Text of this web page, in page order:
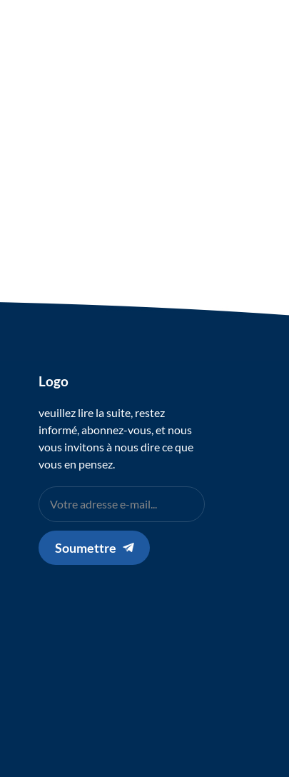
Logo
veuillez lire la suite, restez
informé, abonnez-vous, et nous
vous invitons à nous dire ce que
vous en pensez.
Soumettre